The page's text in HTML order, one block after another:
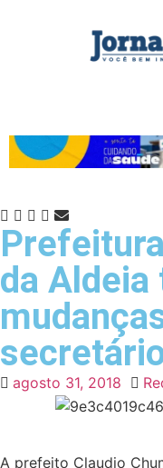
da Aldeia
agosto 31, 2018
A prefeito Claudio